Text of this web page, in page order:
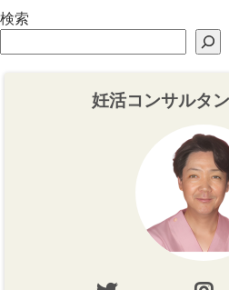
検索
妊活コンサルタ